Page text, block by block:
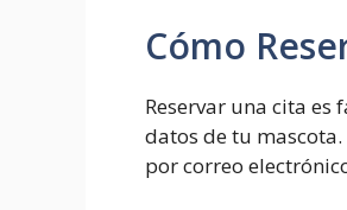
Cómo
Reservar una cita
datos de tu
por correo